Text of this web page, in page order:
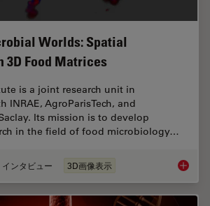
Worlds: Spatial
3D Food Matrices
is a joint research unit in
INRAE, AgroParisTech, and
Its mission is to develop
in the field of food microbiology…
インタビュー 3D画像表示